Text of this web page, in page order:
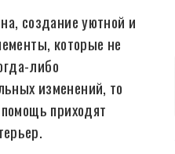
создание уютной и
которые не
либо
изменений, то
приходят